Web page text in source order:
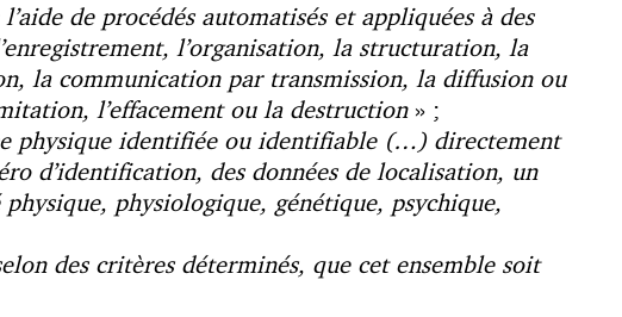
de procédés automatisés et appliquées à des
l’organisation, la structuration, la
la communication par transmission, la diffusion ou
l’effacement ou la destruction» ;
physique identifiée ou identifiable (…) directement
d’identification, des données de localisation, un
physiologique, génétique, psychique,
des critères déterminés, que cet ensemble soit